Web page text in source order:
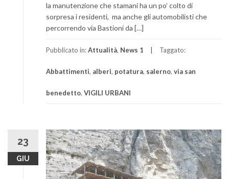
la manutenzione che stamani ha un po’ colto di
sorpresa i residenti, ma anche gli automobilisti che
percorrendo via Bastioni da […]
Pubblicato in:Attualità, News 1 Taggato:
Abbattimenti, alberi, potatura, salerno, via san
benedetto, VIGILI URBANI
23
GIU